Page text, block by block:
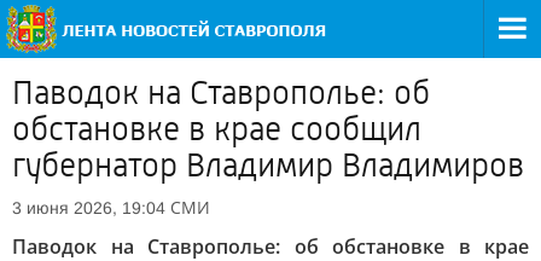
Паводок на Ставрополье: об
обстановке в крае сообщил
губернатор Владимир Владимиров
3 июня 2026, 19:04 СМИ
Паводок на Ставрополье: об обстановке в крае